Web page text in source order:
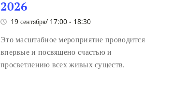
2026
19 сентября/ 17:00- 18:30
Это масштабное мероприятие проводится
впервые и посвящено счастью и
просветлению всех живых существ.